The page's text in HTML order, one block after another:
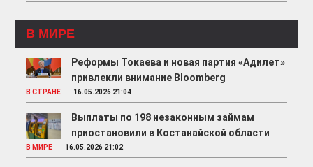
В МИРЕ
Реформы Токаева и новая партия «Адилет»
привлекли внимание Bloomberg
В СТРАНЕ 16.05.2026 21:04
Выплаты по 198 незаконным займам
приостановили в Костанайской области
В МИРЕ 16.05.2026 21:02